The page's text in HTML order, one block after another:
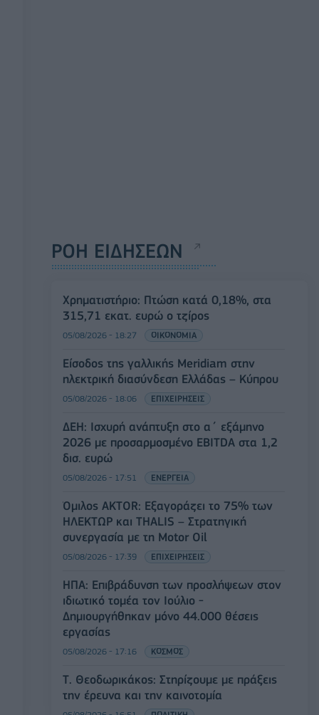
ΡΟΗ ΕΙΔΗΣΕΩΝ
Χρηματιστήριο: Πτώση κατά 0,18%, στα
315,71 εκατ. ευρώ ο τζίρος
05/08/2026 - 18:27 ΟΙΚΟΝΟΜΙΑ
Είσοδος της γαλλικής Meridiam στην
ηλεκτρική διασύνδεση Ελλάδας – Κύπρου
05/08/2026 - 18:06 ΕΠΙΧΕΙΡΗΣΕΙΣ
ΔΕΗ: Ισχυρή ανάπτυξη στο α΄ εξάμηνο
2026 με προσαρμοσμένο EBITDA στα 1,2
δισ. ευρώ
05/08/2026 - 17:51 ΕΝΕΡΓΕΙΑ
Όμιλος AKTOR: Εξαγοράζει το 75% των
ΗΛΕΚΤΩΡ και THALIS – Στρατηγική
συνεργασία με τη Motor Oil
05/08/2026 - 17:39 ΕΠΙΧΕΙΡΗΣΕΙΣ
ΗΠΑ: Επιβράδυνση των προσλήψεων στον
ιδιωτικό τομέα τον Ιούλιο -
Δημιουργήθηκαν μόνο 44.000 θέσεις
εργασίας
05/08/2026 - 17:16 ΚΟΣΜΟΣ
Τ. Θεοδωρικάκος: Στηρίζουμε με πράξεις
την έρευνα και την καινοτομία